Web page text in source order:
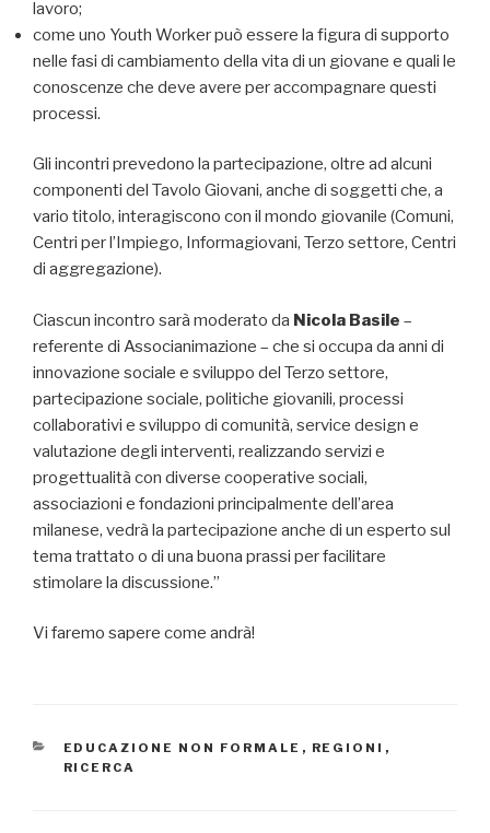
lavoro;
come uno Youth Worker può essere la figura di supporto
nelle fasi di cambiamento della vita di un giovane e quali le
conoscenze che deve avere per accompagnare questi
processi.
Gli incontri prevedono la partecipazione, oltre ad alcuni
componenti del Tavolo Giovani, anche di soggetti che, a
vario titolo, interagiscono con il mondo giovanile (Comuni,
Centri per l’Impiego, Informagiovani, Terzo settore, Centri
di aggregazione).
Ciascun incontro sarà moderato da Nicola Basile –
referente di Associanimazione – che si occupa da anni di
innovazione sociale e sviluppo del Terzo settore,
partecipazione sociale, politiche giovanili, processi
collaborativi e sviluppo di comunità, service design e
valutazione degli interventi, realizzando servizi e
progettualità con diverse cooperative sociali,
associazioni e fondazioni principalmente dell’area
milanese, vedrà la partecipazione anche di un esperto sul
tema trattato o di una buona prassi per facilitare
stimolare la discussione.”
Vi faremo sapere come andrà!
CATEGORIE
EDUCAZIONE NON FORMALE , REGIONI ,
RICERCA